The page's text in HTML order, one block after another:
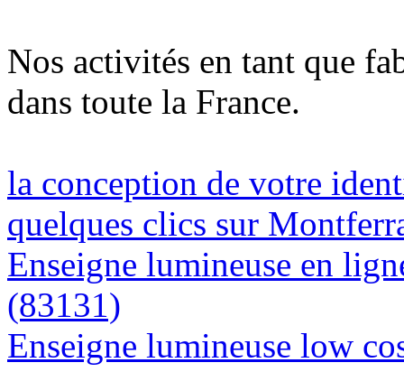
Nos activités en tant que
dans toute la France.
la conception de votre
quelques clics sur
Enseigne lumineuse en
(83131)
Enseigne lumineuse low